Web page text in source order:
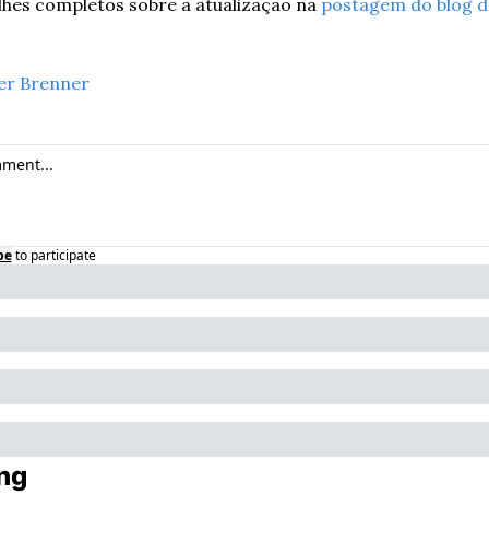
completos sobre a atualização na postagem do blog
Brenner
to participate